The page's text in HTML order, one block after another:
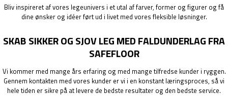
Bliv inspireret af vores legeunivers i et utal af farver, former og figurer og få
dine ønsker og idéer ført ud i livet med vores fleksible løsninger.
SKAB SIKKER OG SJOV LEG MED FALDUNDERLAG FRA
SAFEFLOOR
Vi kommer med mange års erfaring og med mange tilfredse kunder i ryggen.
Gennem kontakten med vores kunder er vi i en konstant læringsproces, så vi
hele tiden er sikre på at levere de bedste resultater og den bedste service.